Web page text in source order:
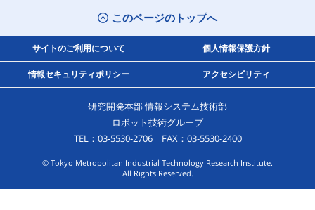
このページのトップへ
サイトのご利用について 個人情報保護方針
情報セキュリティポリシー アクセシビリティ
研究開発本部 情報システム技術部
ロボット技術グループ
TEL：03-5530-2706 FAX：03-5530-2400
© Tokyo Metropolitan Industrial Technology Research Institute.
All Rights Reserved.